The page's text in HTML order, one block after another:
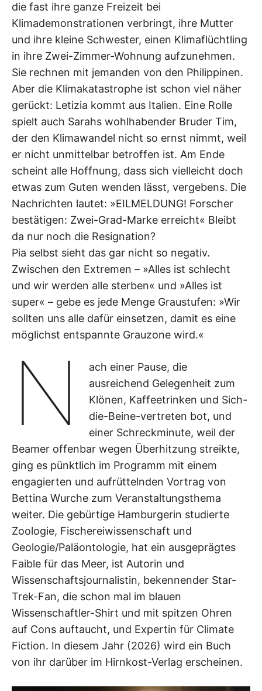
die fast ihre ganze Freizeit bei
Klimademonstrationen verbringt, ihre Mutter
und ihre kleine Schwester, einen Klimaflüchtling
in ihre Zwei-Zimmer-Wohnung aufzunehmen.
Sie rechnen mit jemanden von den Philippinen.
Aber die Klimakatastrophe ist schon viel näher
gerückt: Letizia kommt aus Italien. Eine Rolle
spielt auch Sarahs wohlhabender Bruder Tim,
der den Klimawandel nicht so ernst nimmt, weil
er nicht unmittelbar betroffen ist. Am Ende
scheint alle Hoffnung, dass sich vielleicht doch
etwas zum Guten wenden lässt, vergebens. Die
Nachrichten lautet: »EILMELDUNG! Forscher
bestätigen: Zwei-Grad-Marke erreicht« Bleibt
da nur noch die Resignation?
Pia selbst sieht das gar nicht so negativ.
Zwischen den Extremen – »Alles ist schlecht
und wir werden alle sterben« und »Alles ist
super« – gebe es jede Menge Graustufen: »Wir
sollten uns alle dafür einsetzen, damit es eine
möglichst entspannte Grauzone wird.«
N
ach einer Pause, die
ausreichend Gelegenheit zum
Klönen, Kaffeetrinken und Sich-
die-Beine-vertreten bot, und
einer Schreckminute, weil der
Beamer offenbar wegen Überhitzung streikte,
ging es pünktlich im Programm mit einem
engagierten und aufrüttelnden Vortrag von
Bettina Wurche zum Veranstaltungsthema
weiter. Die gebürtige Hamburgerin studierte
Zoologie, Fischereiwissenschaft und
Geologie/Paläontologie, hat ein ausgeprägtes
Faible für das Meer, ist Autorin und
Wissenschaftsjournalistin, bekennender Star-
Trek-Fan, die schon mal im blauen
Wissenschaftler-Shirt und mit spitzen Ohren
auf Cons auftaucht, und Expertin für Climate
Fiction. In diesem Jahr (2026) wird ein Buch
von ihr darüber im Hirnkost-Verlag erscheinen.